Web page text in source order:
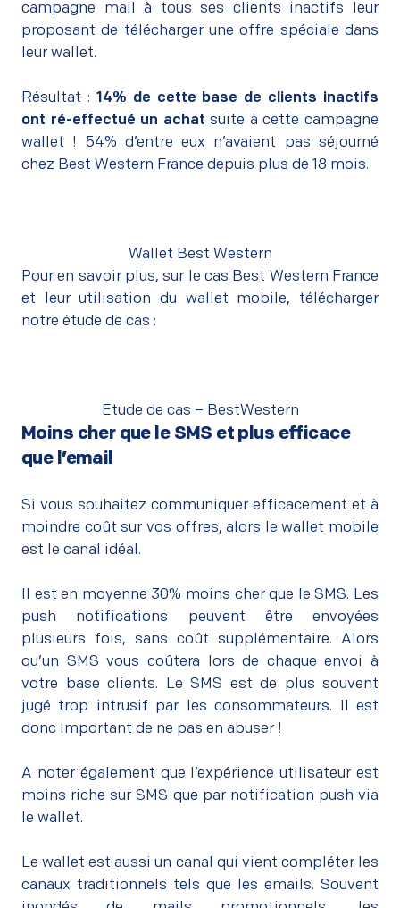
campagne mail à tous ses clients inactifs leur
proposant de télécharger une offre spéciale dans
leur wallet.
Résultat : 14% de cette base de clients inactifs
ont ré-effectué un achat suite à cette campagne
wallet ! 54% d’entre eux n’avaient pas séjourné
chez Best Western France depuis plus de 18 mois.
Wallet Best Western
Pour en savoir plus, sur le cas Best Western France
et leur utilisation du wallet mobile, télécharger
notre étude de cas :
Etude de cas – BestWestern
Moins cher que le SMS et plus efficace
que l’email
Si vous souhaitez communiquer efficacement et à
moindre coût sur vos offres, alors le wallet mobile
est le canal idéal.
Il est en moyenne 30% moins cher que le SMS. Les
push notifications peuvent être envoyées
plusieurs fois, sans coût supplémentaire. Alors
qu’un SMS vous coûtera lors de chaque envoi à
votre base clients. Le SMS est de plus souvent
jugé trop intrusif par les consommateurs. Il est
donc important de ne pas en abuser !
A noter également que l’expérience utilisateur est
moins riche sur SMS que par notification push via
le wallet.
Le wallet est aussi un canal qui vient compléter les
canaux traditionnels tels que les emails. Souvent